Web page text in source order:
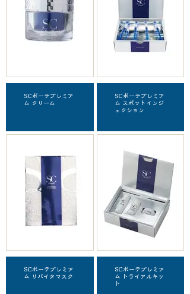
SCボーテプレミア
ム クリーム
SCボーテプレミア
ム スポットインジ
ェクション
SCボーテプレミア
ム リバイタマスク
SCボーテプレミア
ム トライアルキッ
ト